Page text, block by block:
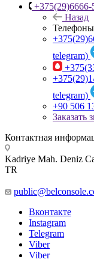
+375(29)6666-
Назад
Телефоны
telegram)
telegram)
+90 506
Заказать
Контактная
Kadriye Mah. Deniz
TR
Вконтакте
Instagram
Telegram
Viber
Viber